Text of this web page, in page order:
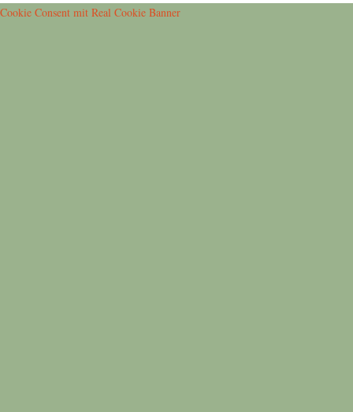
Cookie Consent mit Real Cookie Banner